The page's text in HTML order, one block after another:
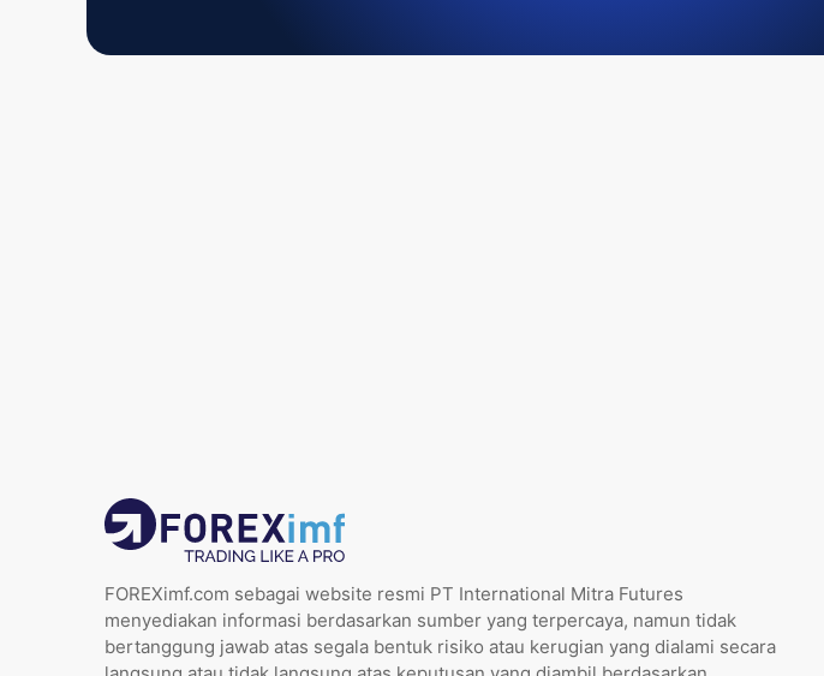
FOREXimf.com sebagai website resmi PT International Mitra Futures
menyediakan informasi berdasarkan sumber yang terpercaya, namun tidak
bertanggung jawab atas segala bentuk risiko atau kerugian yang dialami secara